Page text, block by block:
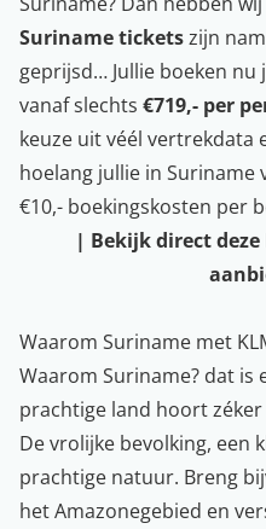
Suriname ticketszijn
geprijsd… Jullie boeken
vanaf slechts €719,- per
keuze uit véél vertrekdata
hoelang jullie in Suriname
€10,- boekingskosten per
| Bekijk direct
Waarom Suriname met
Waarom Suriname? dat is
prachtige land hoort
De vrolijke bevolking, een
prachtige natuur. Breng
het Amazonegebied en